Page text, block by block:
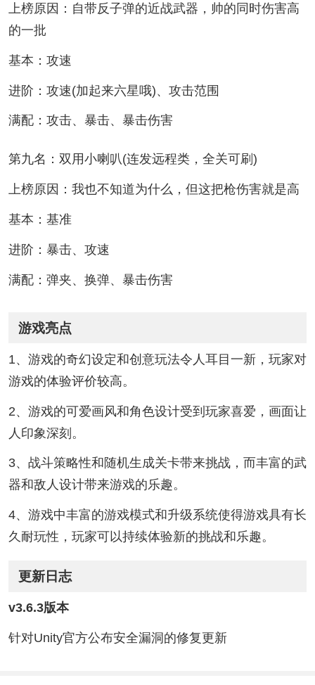
上榜原因：自带反子弹的近战武器，帅的同时伤害高
的一批
基本：攻速
进阶：攻速(加起来六星哦)、攻击范围
满配：攻击、暴击、暴击伤害
第九名：双用小喇叭(连发远程类，全关可刷)
上榜原因：我也不知道为什么，但这把枪伤害就是高
基本：基准
进阶：暴击、攻速
满配：弹夹、换弹、暴击伤害
游戏亮点
1、游戏的奇幻设定和创意玩法令人耳目一新，玩家对
游戏的体验评价较高。
2、游戏的可爱画风和角色设计受到玩家喜爱，画面让
人印象深刻。
3、战斗策略性和随机生成关卡带来挑战，而丰富的武
器和敌人设计带来游戏的乐趣。
4、游戏中丰富的游戏模式和升级系统使得游戏具有长
久耐玩性，玩家可以持续体验新的挑战和乐趣。
更新日志
v3.6.3版本
针对Unity官方公布安全漏洞的修复更新